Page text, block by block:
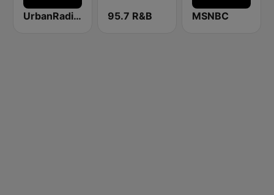
UrbanRadio - Hip Hop & RnB 95.7 R&B MSNBC